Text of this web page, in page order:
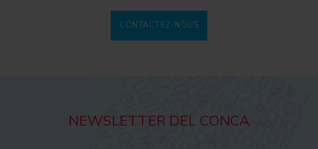
CONTACTEZ-NOUS
NEWSLETTER DEL CONCA